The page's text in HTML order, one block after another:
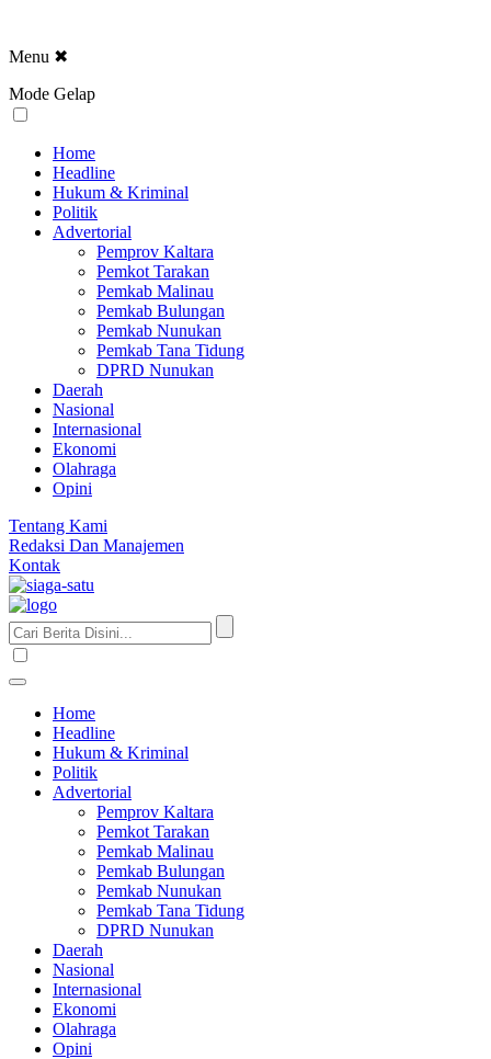
Menu ✖
Mode Gelap
Home
Headline
Hukum & Kriminal
Politik
Advertorial
Pemprov Kaltara
Pemkot Tarakan
Pemkab Malinau
Pemkab Bulungan
Pemkab Nunukan
Pemkab Tana Tidung
DPRD Nunukan
Daerah
Nasional
Internasional
Ekonomi
Olahraga
Opini
Tentang Kami
Redaksi Dan Manajemen
Kontak
Home
Headline
Hukum & Kriminal
Politik
Advertorial
Pemprov Kaltara
Pemkot Tarakan
Pemkab Malinau
Pemkab Bulungan
Pemkab Nunukan
Pemkab Tana Tidung
DPRD Nunukan
Daerah
Nasional
Internasional
Ekonomi
Olahraga
Opini